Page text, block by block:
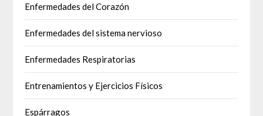
Enfermedades del Corazón
Enfermedades del sistema nervioso
Enfermedades Respiratorias
Entrenamientos y Ejercicios Físicos
Espárragos